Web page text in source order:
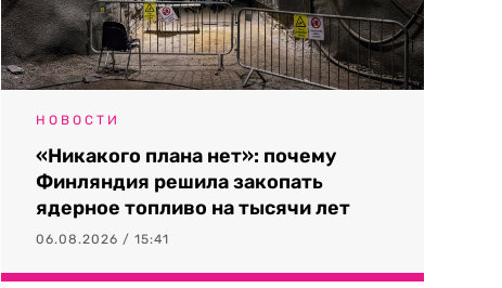
НОВОСТИ
«Никакого плана нет»: почему
Финляндия решила закопать
ядерное топливо на тысячи лет
06.08.2026 / 15:41